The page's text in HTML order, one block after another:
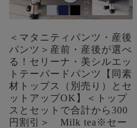
＜マタニティパンツ・産後
パンツ＞産前・産後が選べ
る！セリーナ・美シルエッ
トテーパードパンツ【同素
材トップス（別売り）とセ
ットアップOK】＜トップ
スとセットで合計から300
円割引＞ Milk tea※セー